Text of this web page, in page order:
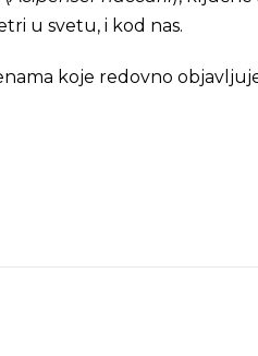
u svetu, i kod nas.
koje redovno